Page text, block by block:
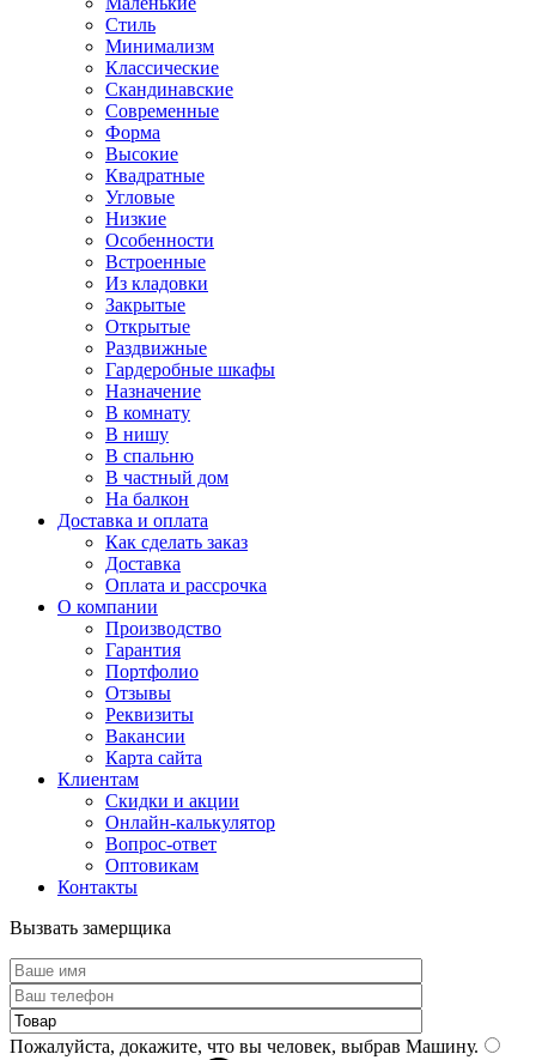
Стиль
Минимализм
Классические
Скандинавские
Современные
Форма
Высокие
Квадратные
Угловые
Низкие
Особенности
Встроенные
Из кладовки
Закрытые
Открытые
Раздвижные
Гардеробные шкафы
Назначение
В комнату
В нишу
В спальню
В частный дом
На балкон
Доставка и оплата
Как сделать заказ
Доставка
Оплата и рассрочка
О компании
Производство
Гарантия
Портфолио
Отзывы
Реквизиты
Вакансии
Карта сайта
Клиентам
Скидки и акции
Онлайн-калькулятор
Вопрос-ответ
Оптовикам
Контакты
Вызвать замерщика
Пожалуйста, докажите, что вы человек, выбрав Машину.